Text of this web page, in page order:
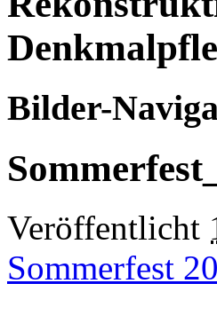
Bilder-
Veröffentlicht
Sommerfest